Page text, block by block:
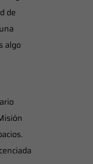
de
algo